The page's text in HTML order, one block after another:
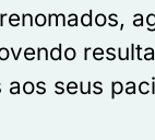
aos seus